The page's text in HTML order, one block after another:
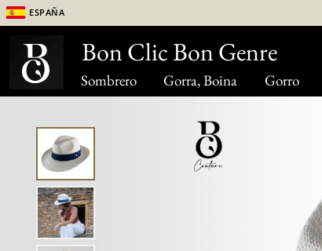
Sombrero Gorra, Boina Gorro
España
Bon Clic Bon Genre